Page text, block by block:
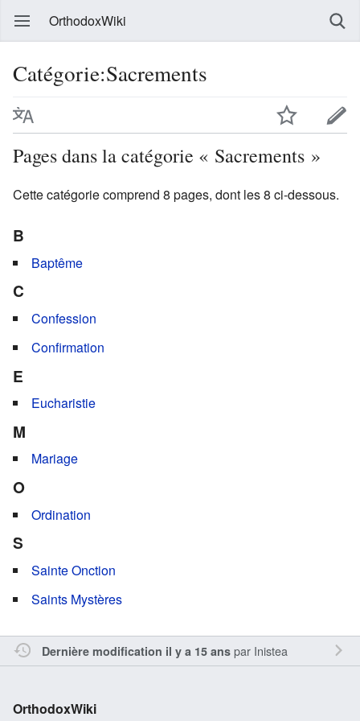
OrthodoxWiki
Catégorie:Sacrements
Pages dans la catégorie « Sacrements »
Cette catégorie comprend 8 pages, dont les 8 ci-dessous.
B
Baptême
C
Confession
Confirmation
E
Eucharistie
M
Mariage
O
Ordination
S
Sainte Onction
Saints Mystères
Dernière modification il y a 15 anspar Inistea
OrthodoxWiki